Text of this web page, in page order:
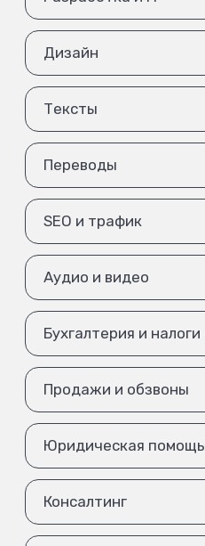
Дизайн
Тексты
Переводы
SEO и трафик
Аудио и видео
Бухгалтерия и налоги
Продажи и обзвоны
Юридическая помощь
Консалтинг